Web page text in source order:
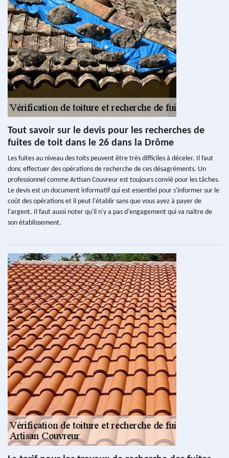
Tout savoir sur le devis pour les recherches de
fuites de toit dans le 26 dans la Drôme
Les fuites au niveau des toits peuvent être très difficiles à déceler. Il faut
donc effectuer des opérations de recherche de ces désagréments. Un
professionnel comme Artisan Couvreur est toujours convié pour les tâches.
Le devis est un document informatif qui est essentiel pour s'informer sur le
coût des opérations et il peut l'établir sans que vous ayez à payer de
l'argent. Il faut aussi noter qu'il n'y a pas d'engagement qui va naître de
son établissement.